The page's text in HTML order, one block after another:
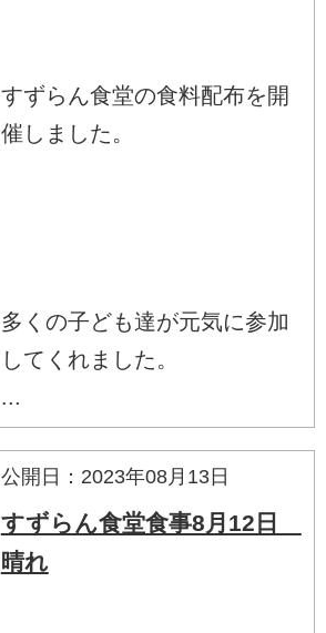
すずらん食堂の食料配布を開
催しました。
多くの子ども達が元気に参加
してくれました。
...
公開日：2023年08月13日
すずらん食堂食事8月12日
晴れ